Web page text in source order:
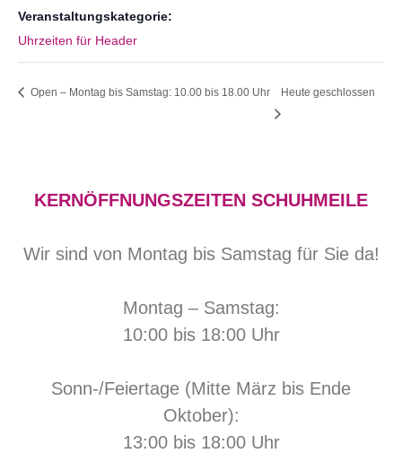
Veranstaltungskategorie:
Uhrzeiten für Header
Open – Montag bis Samstag: 10.00 bis 18.00 Uhr Heute geschlossen
KERNÖFFNUNGSZEITEN SCHUHMEILE
Wir sind von Montag bis Samstag für Sie da!
Montag – Samstag:
10:00 bis 18:00 Uhr
Sonn-/Feiertage (Mitte März bis Ende
Oktober):
13:00 bis 18:00 Uhr